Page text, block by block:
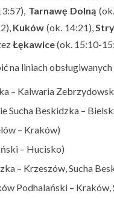
Tarnawę Dolną
Kuków (ok. 14:21),
Łękawice(ok. 15:10-
na liniach
– Kalwaria
Sucha Beskidzka –
– Kraków)
– Hucisko)
– Krzeszów, Sucha
Podhalański –